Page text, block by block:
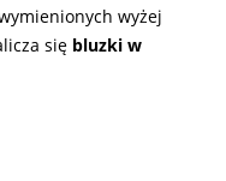
wyżej
się bluzki w